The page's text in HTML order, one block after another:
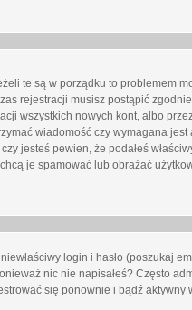
te są w porządku to problemem
rejestracji musisz postąpić
wszystkich nowych kont, albo
wiadomość czy wymagana
jesteś pewien, że podałeś
je spamować lub obrażać
login i hasło (poszukaj
nic nie napisałeś? Często
się ponownie i bądź aktywny